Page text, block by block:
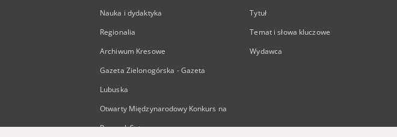
Nauka i dydaktyka
Regionalia
Archiwum Kresowe
Gazeta Zielonogórska - Gazeta
Lubuska
Otwarty Międzynarodowy Konkurs na
Rysunek Satyryczny
Tytuł
Temat i słowa kluczowe
Wydawca